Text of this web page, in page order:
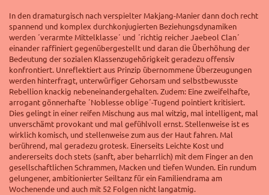
In den dramaturgisch nach verspielter Makjang-Manier dann doch recht
spannend und komplex durchkonjugierten Beziehungsdynamiken
werden ´verarmte Mittelklasse´ und ´richtig reicher Jaebeol Clan´
einander raffiniert gegenübergestellt und daran die Überhöhung der
Bedeutung der sozialen Klassenzugehörigkeit geradezu offensiv
konfrontiert. Unreflektiert aus Prinzip übernommene Überzeugungen
werden hinterfragt, unterwürfiger Gehorsam und selbstbewusste
Rebellion knackig nebeneinandergehalten. Zudem: Eine zweifelhafte,
arrogant gönnerhafte ´Noblesse oblige´-Tugend pointiert kritisiert.
Dies gelingt in einer reifen Mischung aus mal witzig, mal intelligent, mal
unverschämt provokant und mal gefühlvoll ernst.Stellenweise ist es
wirklich komisch, und stellenweise zum aus der Haut fahren. Mal
berührend, mal geradezu grotesk. Einerseits Leichte Kost und
andererseits doch stets (sanft, aber beharrlich) mit dem Finger an den
gesellschaftlichen Schrammen, Macken und tiefen Wunden. Ein rundum
gelungener, ambitionierter Seiltanz für ein Familiendrama am
Wochenende und auch mit 52 Folgen nicht langatmig.